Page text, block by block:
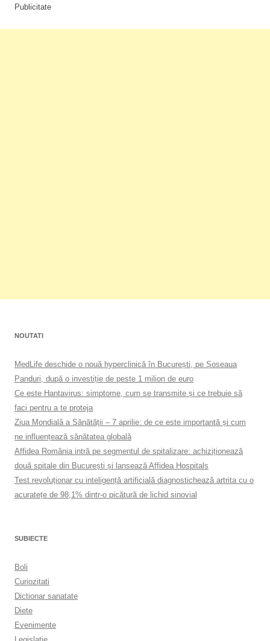
Publicitate
NOUTATI
MedLife deschide o nouă hyperclinică în București, pe Șoseaua
Panduri, după o investiție de peste 1 milion de euro
Ce este Hantavirus: simptome, cum se transmite și ce trebuie să
faci pentru a te proteja
Ziua Mondială a Sănătății – 7 aprilie: de ce este importantă și cum
ne influențează sănătatea globală
Affidea România intră pe segmentul de spitalizare: achiziționează
două spitale din București și lansează Affidea Hospitals
Test revoluționar cu inteligență artificială diagnostichează artrita cu o
acuratețe de 98,1% dintr-o picătură de lichid sinovial
SUBIECTE
Boli
Curiozitati
Dictionar sanatate
Diete
Evenimente